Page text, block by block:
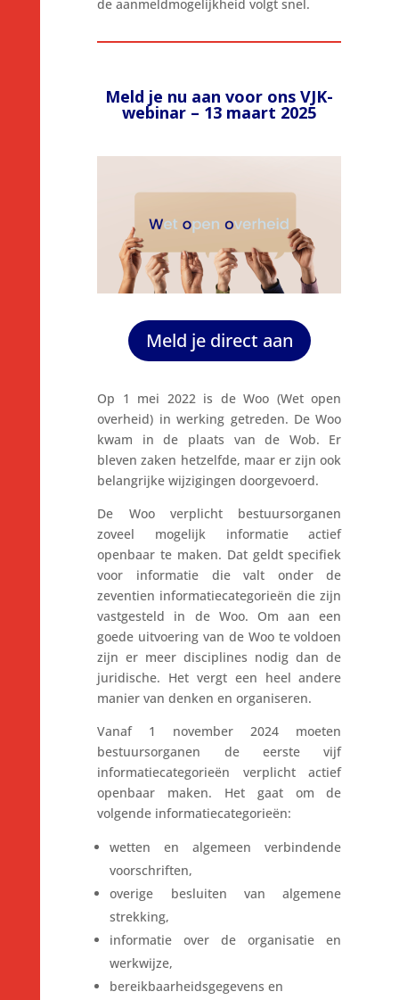
de aanmeldmogelijkheid volgt snel.
Meld je nu aan voor ons VJK-
webinar – 13 maart 2025
Meld je direct aan
Op 1 mei 2022 is de Woo (Wet open
overheid) in werking getreden. De Woo
kwam in de plaats van de Wob. Er
bleven zaken hetzelfde, maar er zijn ook
belangrijke wijzigingen doorgevoerd.
De Woo verplicht bestuursorganen
zoveel mogelijk informatie actief
openbaar te maken. Dat geldt specifiek
voor informatie die valt onder de
zeventien informatiecategorieën die zijn
vastgesteld in de Woo. Om aan een
goede uitvoering van de Woo te voldoen
zijn er meer disciplines nodig dan de
juridische. Het vergt een heel andere
manier van denken en organiseren.
Vanaf 1 november 2024 moeten
bestuursorganen de eerste vijf
informatiecategorieën verplicht actief
openbaar maken. Het gaat om de
volgende informatiecategorieën:
wetten en algemeen verbindende
voorschriften,
overige besluiten van algemene
strekking,
informatie over de organisatie en
werkwijze,
bereikbaarheidsgegevens en